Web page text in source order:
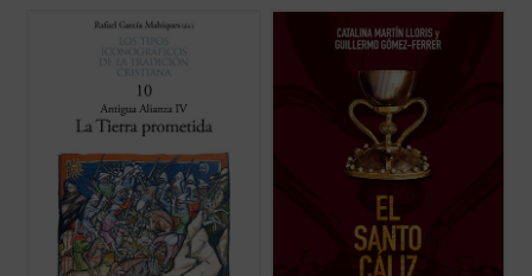
En el presente volumen, se estudian
Levítico, los Números, el Deuteronomio y
Josué. El conjunto de estos cuatro libros
conforma una unidad, cuyo sentido es la
historia del pueblo de Israel de camino ...
(ver ficha)
Desde los testimonios de los peregrinos a
Tierra Santa hasta los depósitos reales,
de dos mil años de historia, fe y poder a
través del objeto sagrado más buscado del
cristianismo. Esta ...(ver ficha)